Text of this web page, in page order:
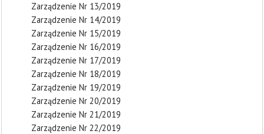
Zarządzenie Nr 13/2019
Zarządzenie Nr 14/2019
Zarządzenie Nr 15/2019
Zarządzenie Nr 16/2019
Zarządzenie Nr 17/2019
Zarządzenie Nr 18/2019
Zarządzenie Nr 19/2019
Zarządzenie Nr 20/2019
Zarządzenie Nr 21/2019
Zarządzenie Nr 22/2019